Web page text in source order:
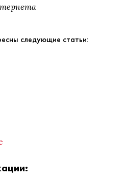
следующие статьи: